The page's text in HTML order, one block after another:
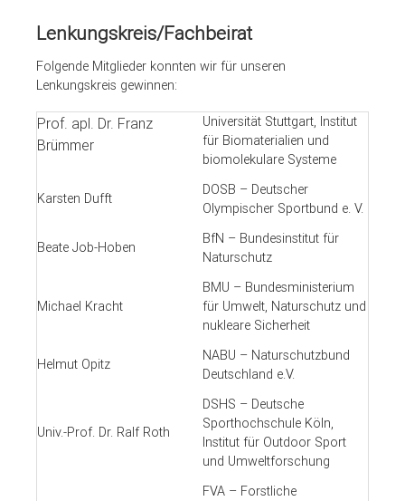
Lenkungskreis/Fachbeirat
Folgende Mitglieder konnten wir für unseren
Lenkungskreis gewinnen:
Prof. apl. Dr. Franz
Brümmer
Universität Stuttgart, Institut
für Biomaterialien und
biomolekulare Systeme
Karsten Dufft
DOSB – Deutscher
Olympischer Sportbund e. V.
Beate Job-Hoben
BfN – Bundesinstitut für
Naturschutz
Michael Kracht
BMU – Bundesministerium
für Umwelt, Naturschutz und
nukleare Sicherheit
Helmut Opitz
NABU – Naturschutzbund
Deutschland e.V.
Univ.-Prof. Dr. Ralf Roth
DSHS – Deutsche
Sporthochschule Köln,
Institut für Outdoor Sport
und Umweltforschung
FVA – Forstliche